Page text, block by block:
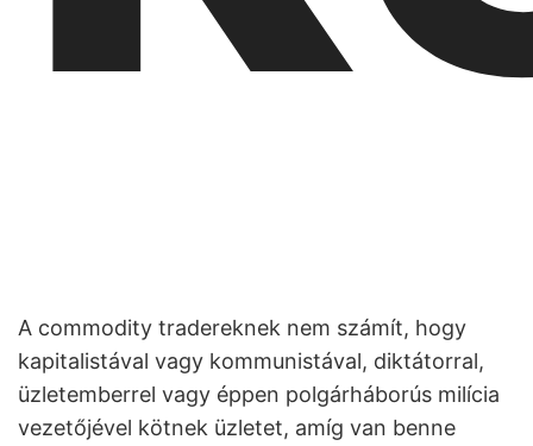
A commodity tradereknek nem számít, hogy
kapitalistával vagy kommunistával, diktátorral,
üzletemberrel vagy éppen polgárháborús milícia
vezetőjével kötnek üzletet, amíg van benne